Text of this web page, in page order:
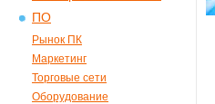
ПО
Рынок ПК
Маркетинг
Торговые сети
Оборудование